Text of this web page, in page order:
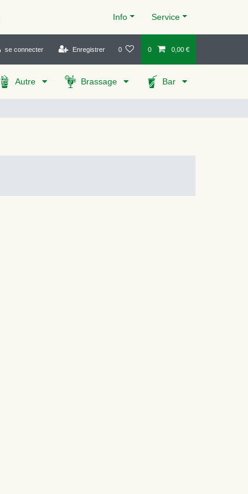
Info Service
se connecter Enregistrer 0 0 0,00 €
Autre Brassage Bar